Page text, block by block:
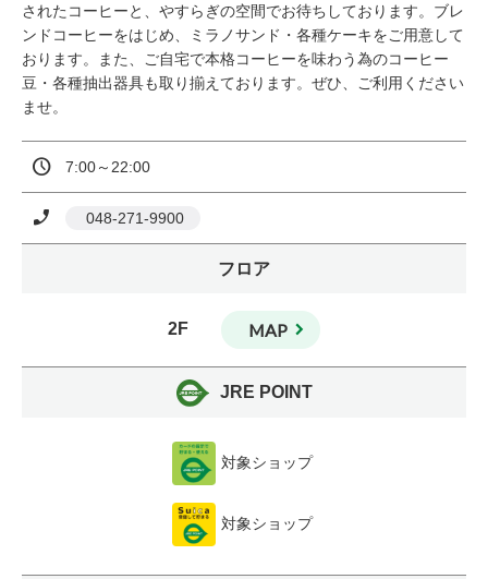
されたコーヒーと、やすらぎの空間でお待ちしております。ブレ
ンドコーヒーをはじめ、ミラノサンド・各種ケーキをご用意して
おります。また、ご自宅で本格コーヒーを味わう為のコーヒー
豆・各種抽出器具も取り揃えております。ぜひ、ご利用ください
ませ。
7:00～22:00
048-271-9900
フロア
2F MAP
JRE POINT
対象ショップ
対象ショップ